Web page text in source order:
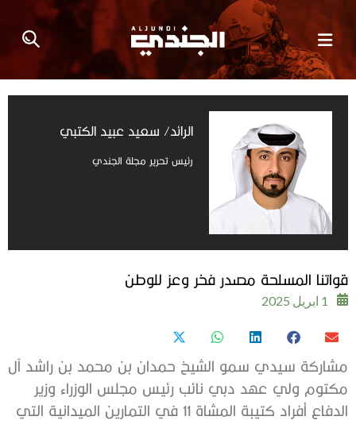
الرائد/ سعيد عبيد الكتبي
رئيس تحرير مجلة الجندي
قواتنا المسلحة مصدر فخر وعز للوطن
1 ابريل 2025
مشاركة سيدي سمو الشيخ حمدان بن محمد بن راشد آل
مكتوم ولي عهد دبي نائب رئيس مجلس الوزراء وزير
الدفاع أفراد كتيبة المشاة 11 في التمارين الميدانية التي